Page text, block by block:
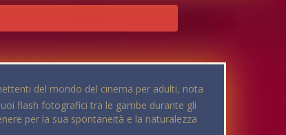
del mondo del cinema per adulti, nota
flash fotografici tra le gambe durante gli
per la sua spontaneità e la naturalezza